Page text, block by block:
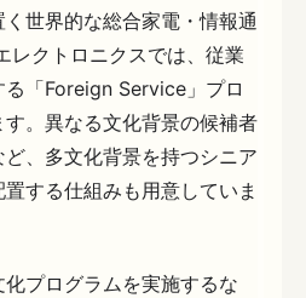
世界的な総合家電・情報通
レクトロニクスでは、従業
る「Foreign Service」プロ
。異なる文化背景の候補者
、多文化背景を持つシニア
する仕組みも用意していま
プログラムを実施するな